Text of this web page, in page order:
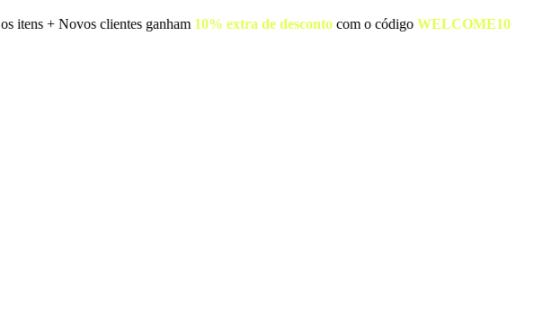
em todos os itens + Novos clientes ganham10% extra de descontocom o códigoWELCOME10